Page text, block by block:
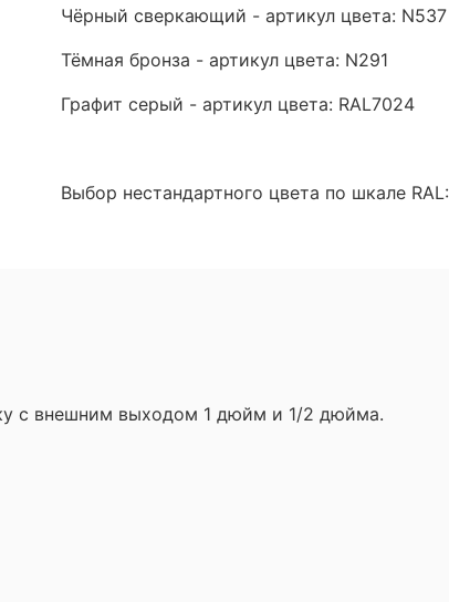
Чёрный сверкающий - артикул цвета: N537
Тёмная бронза - артикул цвета: N291
Графит серый - артикул цвета: RAL7024
Выбор нестандартного цвета по шкале RAL:
с внешним выходом 1 дюйм и 1/2 дюйма.